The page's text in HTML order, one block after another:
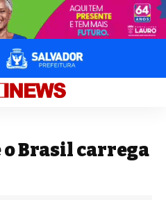
o Brasil carrega